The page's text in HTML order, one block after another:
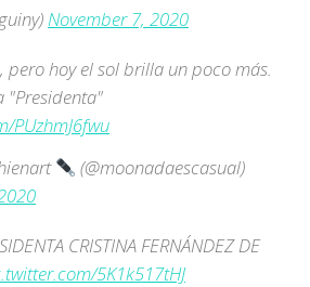
November 7, 2020
pero hoy el sol brilla un poco más.
"Presidenta"
PUzhmJ6fwu
(@moonadaescasual)
CRISTINA FERNÁNDEZ DE
5K1k517tHJ